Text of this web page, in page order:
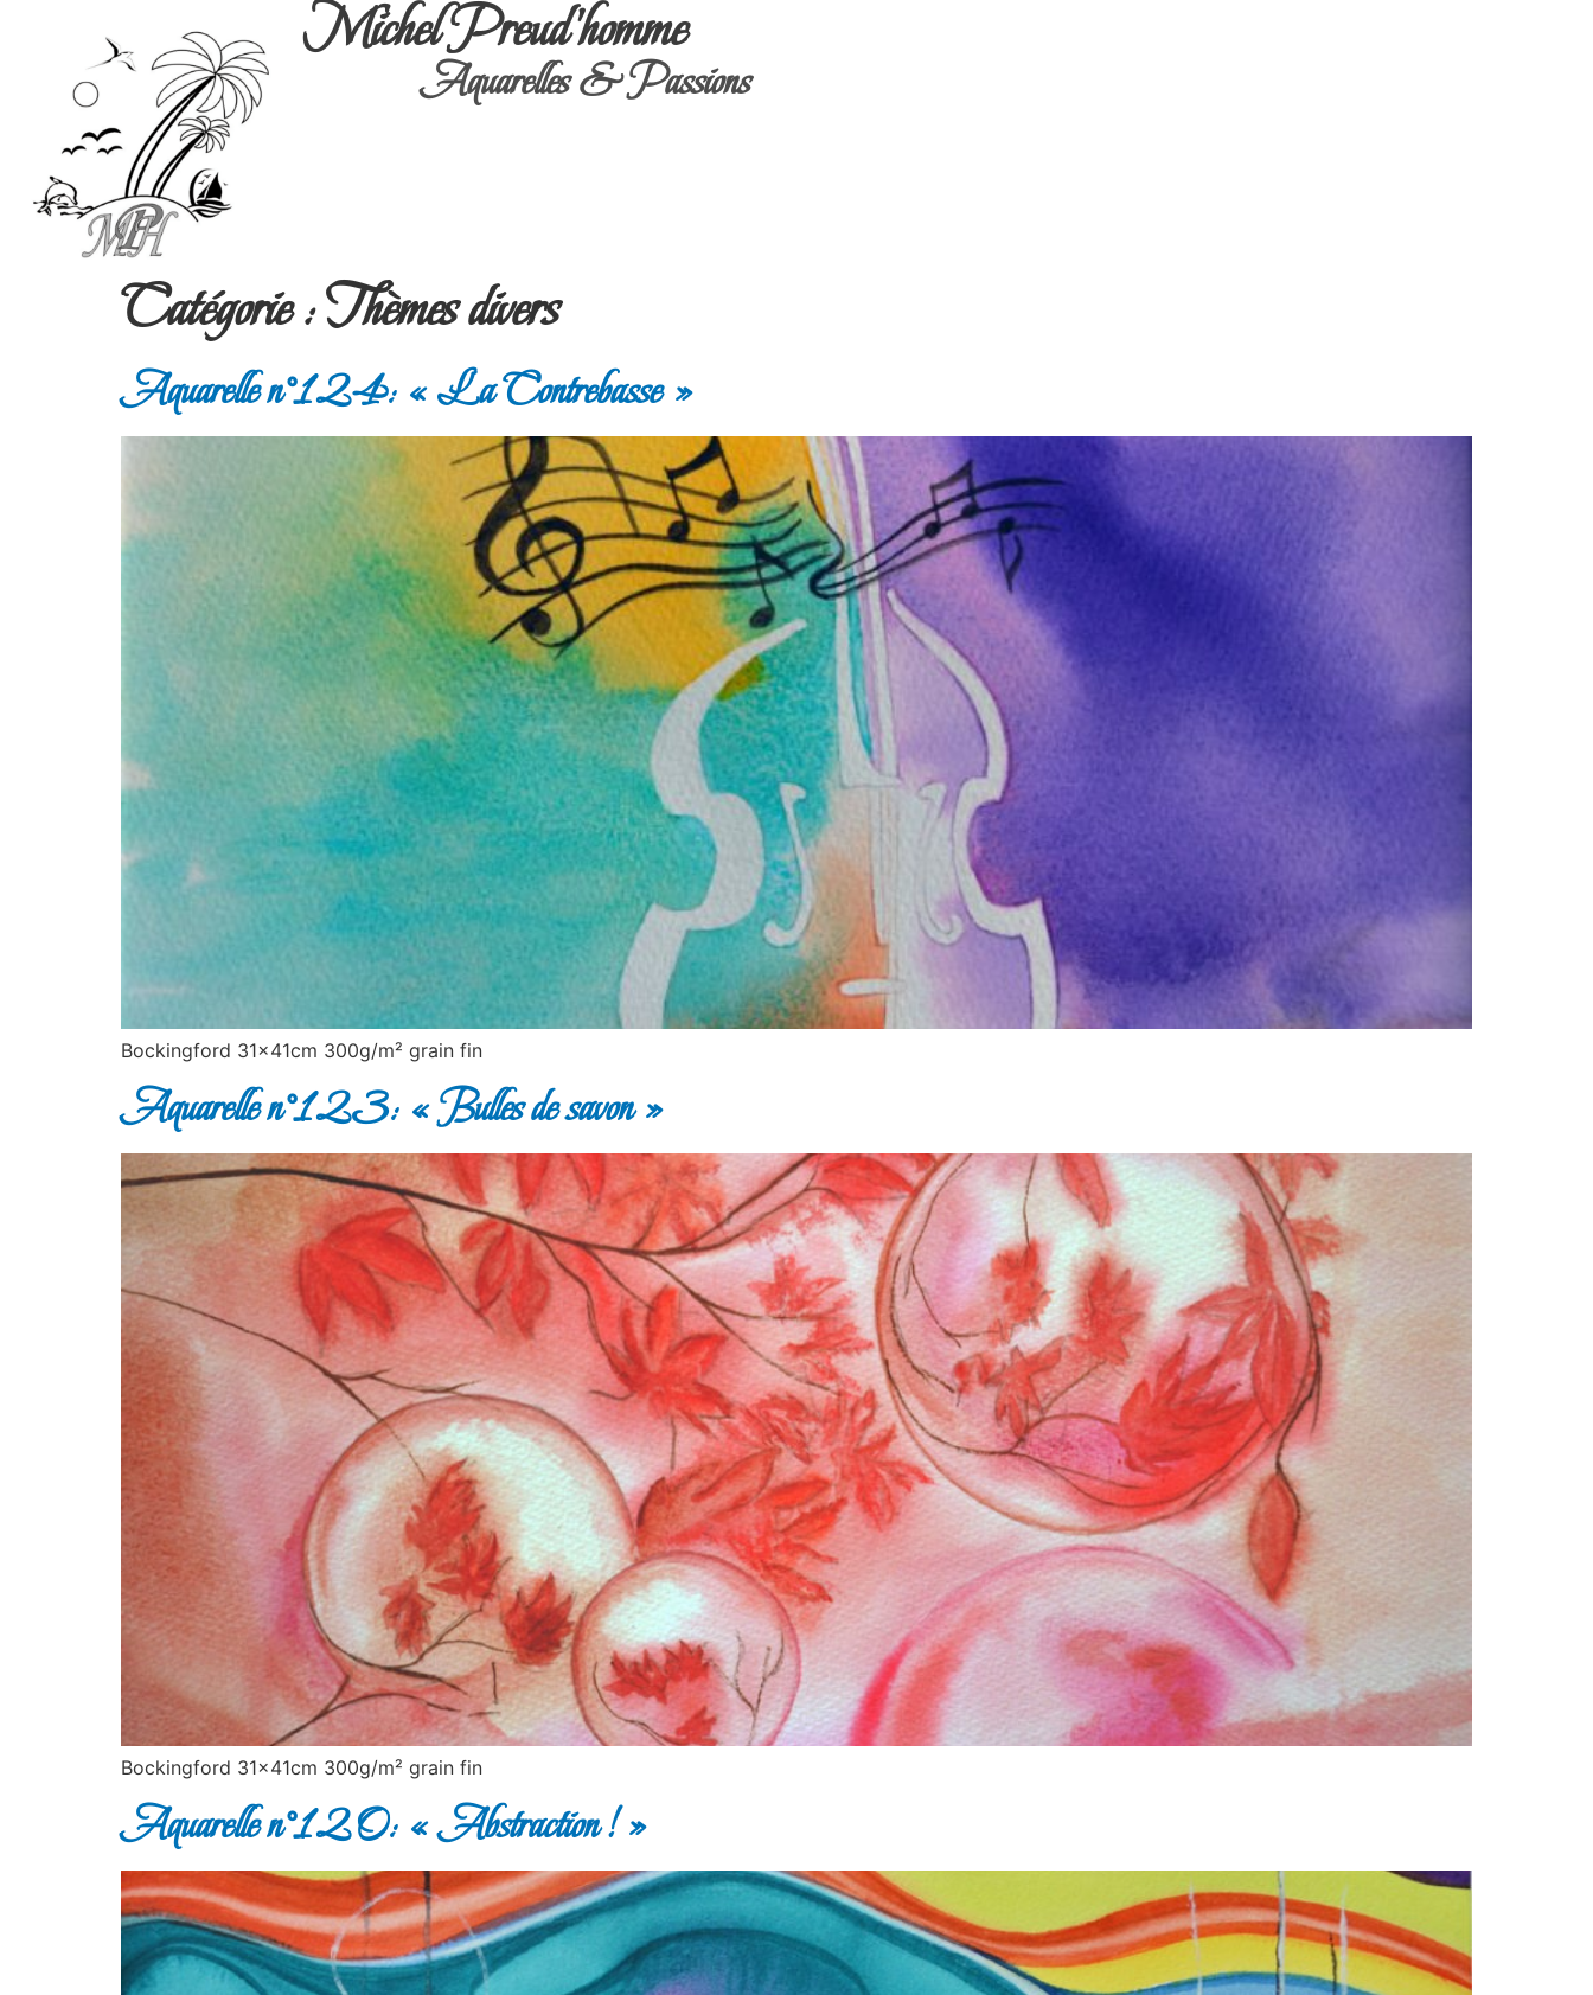
Michel Preud'homme
Aquarelles & Passions
Catégorie :Thèmes divers
Aquarelle n°124: « La Contrebasse »
Bockingford 31x41cm 300g/m² grain fin
Aquarelle n°123: « Bulles de savon »
Bockingford 31x41cm 300g/m² grain fin
Aquarelle n°120: « Abstraction ! »